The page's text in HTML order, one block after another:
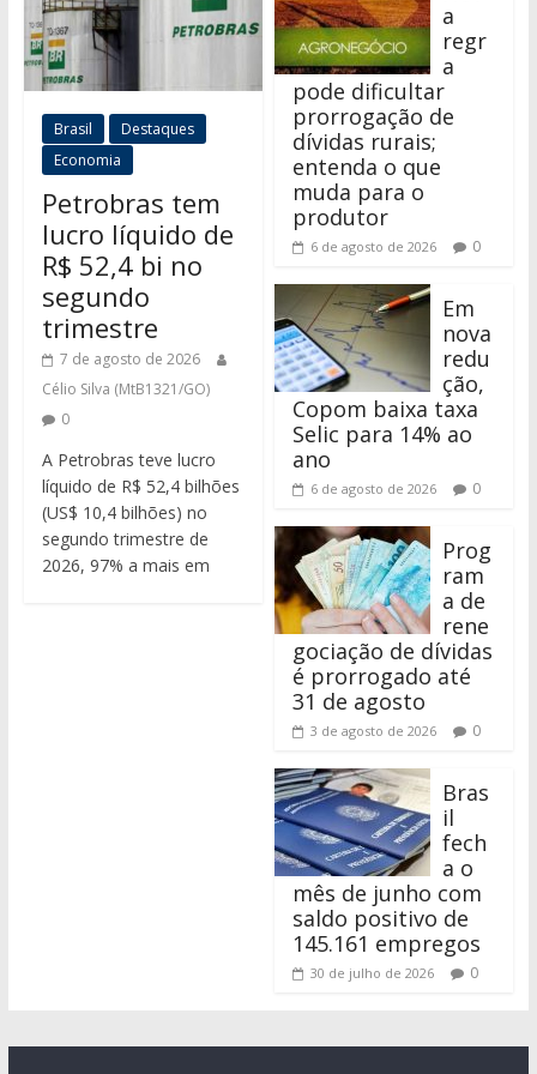
Brasil
Destaques
Economia
Petrobras tem
lucro líquido de
R$ 52,4 bi no
segundo
trimestre
7 de agosto de 2026
Célio Silva (MtB1321/GO)
0
A Petrobras teve lucro
líquido de R$ 52,4 bilhões
(US$ 10,4 bilhões) no
segundo trimestre de
2026, 97% a mais em
a
regr
a
pode dificultar
prorrogação de
dívidas rurais;
entenda o que
muda para o
produtor
6 de agosto de 2026 0
Em
nova
redu
ção,
Copom baixa taxa
Selic para 14% ao
ano
6 de agosto de 2026 0
Prog
ram
a de
rene
gociação de dívidas
é prorrogado até
31 de agosto
3 de agosto de 2026 0
Bras
il
fech
a o
mês de junho com
saldo positivo de
145.161 empregos
30 de julho de 2026 0